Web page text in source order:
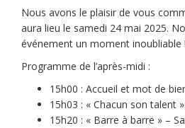
Nous avons le plaisir de vous
aura lieu le samedi 24 mai 2025.
événement un moment inoubliable !
Programme de l’après-midi :
15h00 : Accueil et mot de
15h03 : « Chacun son talent
15h20 : « Barre à barre » –